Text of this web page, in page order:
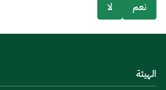
نعم
لا
الهيئة